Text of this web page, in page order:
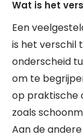
Wat is het
Een
is het verschil
onderscheid
om te
op praktische
zoals
Aan de